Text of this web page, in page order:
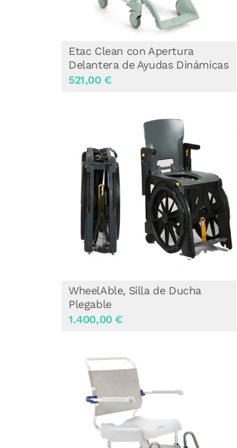
Etac Clean con Apertura
Delantera de Ayudas Dinámicas
521,00 €
WheelAble, Silla de Ducha
Plegable
1.400,00 €